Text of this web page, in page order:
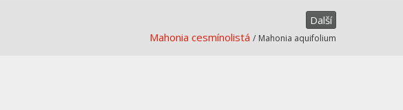
Další
Mahonia cesmínolistá / Mahonia aquifolium